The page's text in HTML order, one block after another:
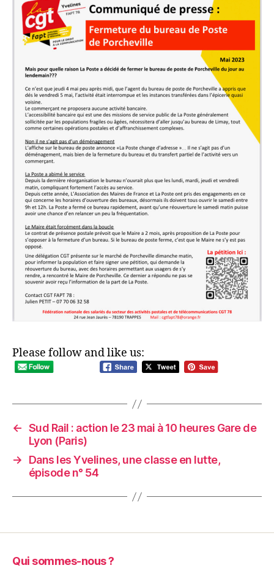
Please follow and like us:
← Sud Rail : action le 23 mai à 10 heures Gare de
Lyon (Paris)
→
Dans les Yvelines, une classe en lutte,
épisode n° 54
Qui sommes-nous ?